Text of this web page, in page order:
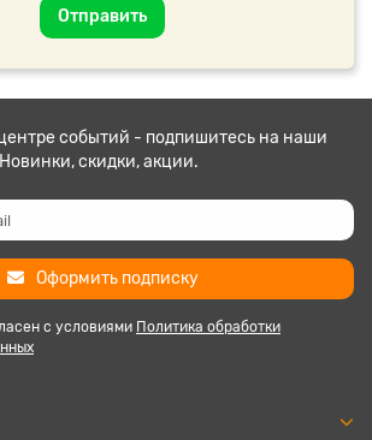
Отправить
событий - подпишитесь на наши
скидки, акции.
Оформить подписку
с условиями Политика обработки